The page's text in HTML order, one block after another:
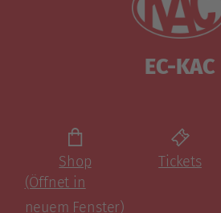
EC-KAC
Shop
(Öffnet in
neuem Fenster)
Tickets